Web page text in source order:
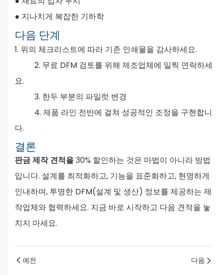
● 지나치게 복잡한 기하학
다음 단계
1. 위의 체크리스트에 따라 기존 인쇄물을 감사하세요.
2. 무료 DFM 검토를 위해 제조업체에 일찍 연락하세
요.
3. 한두 부분의 파일럿 변경
4. 제품 라인 전반에 걸쳐 성공적인 조정을 구현합니
다.
결론
판금 제작 견적을30% 할인하는 것은 마법이 아니라 방법
입니다. 설계를 최적화하고, 기능을 표준화하고, 현명하게
인내하며, 투명한 DFM(설계 및 생산) 정보를 제공하는 제
작업체와 협력하세요. 지금 바로 시작하고 다음 견적을 놓
치지 마세요.
예전 다음